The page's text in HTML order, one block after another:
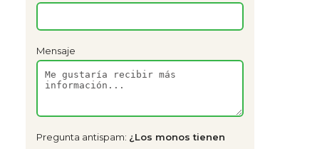
Mensaje
Pregunta antispam: ¿Los monos tienen